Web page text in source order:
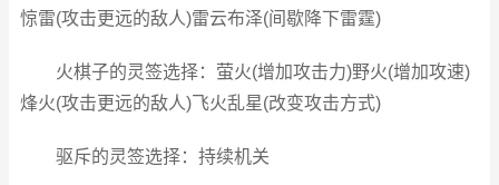
惊雷(攻击更远的敌人)雷云布泽(间歇降下雷霆)
火棋子的灵签选择：萤火(增加攻击力)野火(增加攻速)
烽火(攻击更远的敌人)飞火乱星(改变攻击方式)
驱斥的灵签选择：持续机关